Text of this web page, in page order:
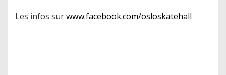
Les infos surwww.facebook.com/osloskatehall